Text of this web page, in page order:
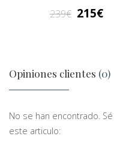
239 215
Opiniones clientes (0)
No se han encontrado.
este articulo: